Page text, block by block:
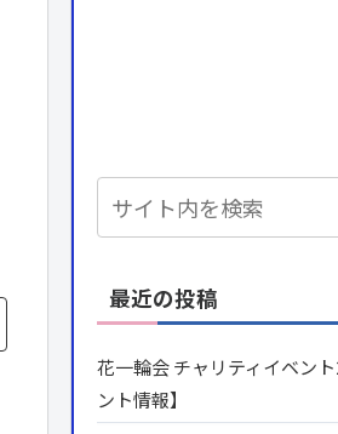
最近の投稿
花一輪会 チャリティイベン
ント情報】